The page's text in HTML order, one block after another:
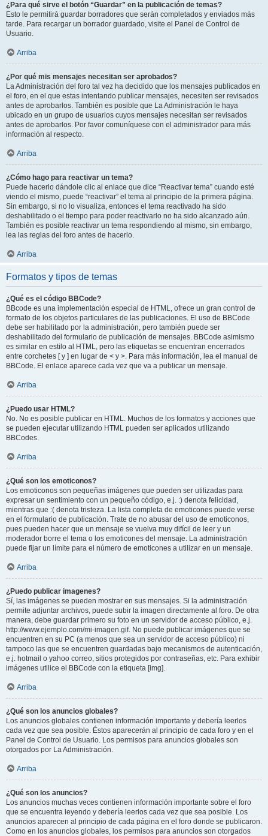
¿Para qué sirve el botón “Guardar” en la publicación de temas?
Esto le permitirá guardar borradores que serán completados y enviados más
tarde. Para recargar un borrador guardado, visite el Panel de Control de
Usuario.
Arriba
¿Por qué mis mensajes necesitan ser aprobados?
La Administración del foro tal vez ha decidido que los mensajes publicados en
el foro, en el que estas intentando publicar mensajes, necesiten ser revisados
antes de aprobarlos. También es posible que La Administración le haya
ubicado en un grupo de usuarios cuyos mensajes necesitan ser revisados
antes de aprobarlos. Por favor comuníquese con el administrador para más
información al respecto.
Arriba
¿Cómo hago para reactivar un tema?
Puede hacerlo dándole clic al enlace que dice “Reactivar tema” cuando esté
viendo el mismo, puede “reactivar” el tema al principio de la primera página.
Sin embargo, si no lo visualiza, entonces el tema reactivado ha sido
deshabilitado o el tiempo para poder reactivarlo no ha sido alcanzado aún.
También es posible reactivar un tema respondiendo al mismo, sin embargo,
lea las reglas del foro antes de hacerlo.
Arriba
Formatos y tipos de temas
¿Qué es el código BBCode?
BBcode es una implementación especial de HTML, ofrece un gran control de
formato de los objetos particulares de las publicaciones. El uso de BBCode
debe ser habilitado por la administración, pero también puede ser
deshabilitado del formulario de publicación de mensajes. BBCode asimismo
es similar en estilo al HTML, pero las etiquetas se encuentran encerrados
entre corchetes [ y ] en lugar de < y >. Para más información, lea el manual de
BBCode. El enlace aparece cada vez que va a publicar un mensaje.
Arriba
¿Puedo usar HTML?
No. No es posible publicar en HTML. Muchos de los formatos y acciones que
se pueden ejecutar utilizando HTML pueden ser aplicados utilizando
BBCodes.
Arriba
¿Qué son los emoticonos?
Los emoticonos son pequeñas imágenes que pueden ser utilizadas para
expresar un sentimiento con un pequeño código, e.j. :) denota felicidad,
mientras que :( denota tristeza. La lista completa de emoticones puede verse
en el formulario de publicación. Trate de no abusar del uso de emoticonos,
pues pueden hacer que un mensaje se vuelva muy difícil de leer y un
moderador borre el tema o los emoticones del mensaje. La administración
puede fijar un límite para el número de emoticones a utilizar en un mensaje.
Arriba
¿Puedo publicar imagenes?
Sí, las imágenes se pueden mostrar en sus mensajes. Si la administración
permite adjuntar archivos, puede subir la imagen directamente al foro. De otra
manera, debe guardar primero su foto en un servidor de acceso público, e.j.
http://www.ejemplo.com/mi-imagen.gif. No puede publicar imágenes que se
encuentren en su PC (a menos que sea un servidor de acceso público) ni
tampoco las que se encuentren guardadas bajo mecanismos de autenticación,
e.j. hotmail o yahoo correo, sitios protegidos por contraseñas, etc. Para exhibir
imágenes utilice el BBCode con la etiqueta [img].
Arriba
¿Qué son los anuncios globales?
Los anuncios globales contienen información importante y debería leerlos
cada vez que sea posible. Éstos aparecerán al principio de cada foro y en el
Panel de Control de Usuario. Los permisos para anuncios globales son
otorgados por La Administración.
Arriba
¿Qué son los anuncios?
Los anuncios muchas veces contienen información importante sobre el foro
que se encuentra leyendo y debería leerlos cada vez que sea posible. Los
anuncios aparecen al principio de cada página en el foro donde se publicaron.
Como en los anuncios globales, los permisos para anuncios son otorgados